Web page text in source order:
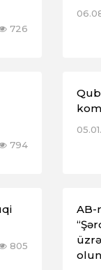
726
794
805
AB-